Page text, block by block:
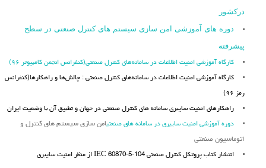
درکشور
دوره های آموزشی امن سازی سیستم های کنترل صنعتی در سطح
پیشرفته
کارگاه آموزشی امنیت اطلاعات در سامانه‌های کنترل صنعتی(کنفرانس انجمن کامپیوتر ۹۶)
کارگاه آموزشی امنیت اطلاعات در سامانه‌های کنترل صنعتی : چالش‌ها و راهکارها(کنفرانس
رمز ۹۶)
راهکارهای امنیت سایبری سامانه های کنترل صنعتی در جهان و تطبیق آن با وضعیت ایران
دوره آموزشی امنیت سایبری در سامانه های صنعتیامن سازی سیستم های کنترل و
اتوماسیون صنعتی
انتشار کتاب پروتکل کنترل صنعتی IEC 60870-5-104 از منظر امنیت سایبری